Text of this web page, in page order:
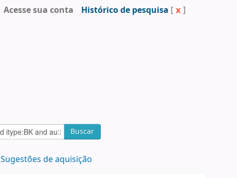
Acesse sua conta Histórico de pesquisa [ x ]
Buscar
Sugestões de aquisição